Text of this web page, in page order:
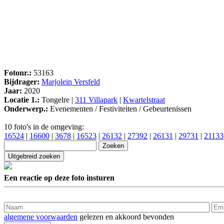
Fotonr.: 53163
Bijdrager: Marjolein Versfeld
Jaar: 2020
Locatie 1.: Tongelre | 311 Villapark
Kwartelstraat
Onderwerp.: Evenementen / Festiviteiten / Gebeurtenissen
10 foto's in de omgeving:
16524
16600 3678 16523 26132 27392 26131 29731 21133
Een reactie op deze foto insturen
algemene voorwaarden gelezen en akkoord bevonden